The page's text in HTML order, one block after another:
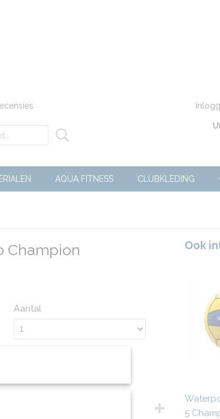
AQUA FITNESS CLUBKLEDING
Champion
Aantal
Ook
5